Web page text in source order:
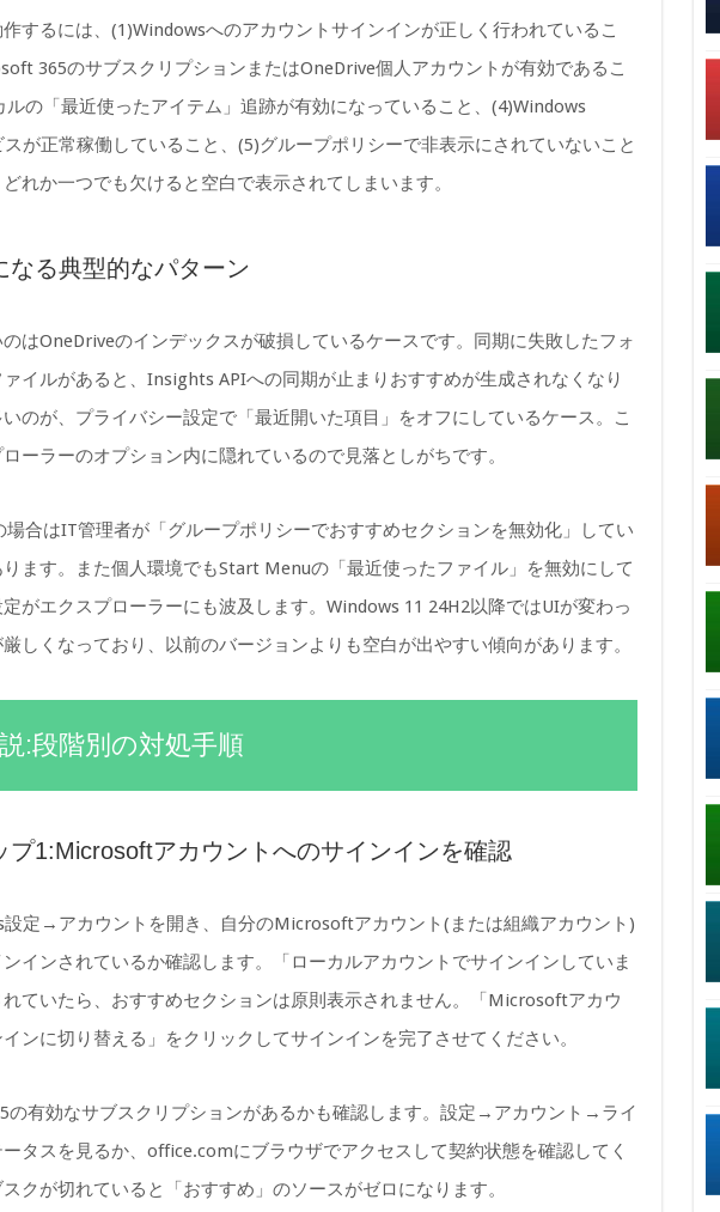
するには、(1)Windowsへのアカウントサインインが正しく行われているこ
365のサブスクリプションまたはOneDrive個人アカウントが有効であるこ
ルの「最近使ったアイテム」追跡が有効になっていること、(4)Windows
が正常稼働していること、(5)グループポリシーで非表示にされていないこと
れか一つでも欠けると空白で表示されてしまいます。
なる典型的なパターン
のはOneDriveのインデックスが破損しているケースです。同期に失敗したフォ
イルがあると、Insights APIへの同期が止まりおすすめが生成されなくなり
いのが、プライバシー設定で「最近開いた項目」をオフにしているケース。こ
ーラーのオプション内に隠れているので見落としがちです。
場合はIT管理者が「グループポリシーでおすすめセクションを無効化」してい
ります。また個人環境でもStart Menuの「最近使ったファイル」を無効にして
がエクスプローラーにも波及します。Windows 11 24H2以降ではUIが変わっ
しくなっており、以前のバージョンよりも空白が出やすい傾向があります。
:段階別の対処手順
プ1:Microsoftアカウントへのサインインを確認
設定→アカウントを開き、自分のMicrosoftアカウント(または組織アカウント)
インされているか確認します。「ローカルアカウントでサインインしていま
ていたら、おすすめセクションは原則表示されません。「Microsoftアカウ
ンに切り替える」をクリックしてサインインを完了させてください。
の有効なサブスクリプションがあるかも確認します。設定→アカウント→ライ
タスを見るか、office.comにブラウザでアクセスして契約状態を確認してく
クが切れていると「おすすめ」のソースがゼロになります。